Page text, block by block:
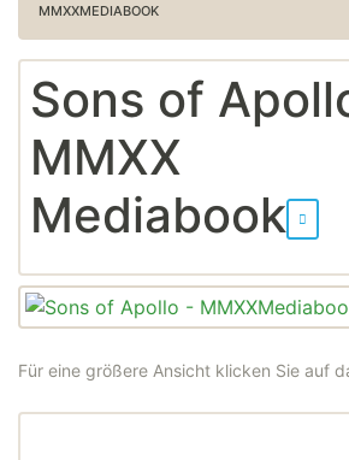
MMXXMEDIABOOK
Sons of
MMXX
Mediabook
Für eine größere Ansicht klicken Sie auf